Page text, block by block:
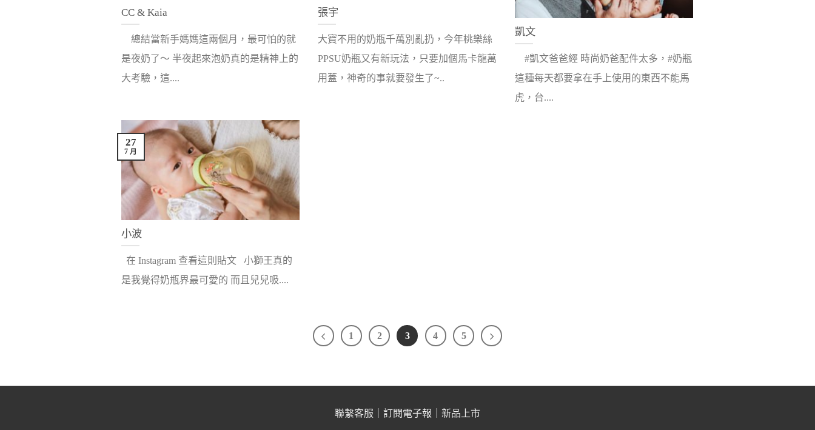
CC & Kaia
總結當新手媽媽這兩個月，最可怕的就
是夜奶了～ 半夜起來泡奶真的是精神上的
大考驗，這....
張宇
大寶不用的奶瓶千萬別亂扔，今年桃樂絲
PPSU奶瓶又有新玩法，只要加個馬卡龍萬
用蓋，神奇的事就要發生了~..
凱文
#凱文爸爸經 時尚奶爸配件太多，#奶瓶
這種每天都要拿在手上使用的東西不能馬
虎，台....
小波
在 Instagram 查看這則貼文 小獅王真的
是我覺得奶瓶界最可愛的 而且兒兒吸....
27
7 月
1 2 3 4 5
聯繫客服 訂閱電子報 新品上市